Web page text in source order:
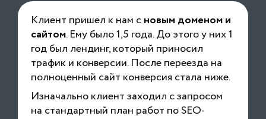
Клиент пришел к нам сновым доменом и
сайтом. Ему было 1,5 года. До этого у них 1
год был лендинг, который приносил
трафик и конверсии. После переезда на
полноценный сайт конверсия стала ниже.
Изначально клиент заходил с запросом
на стандартный план работ по SEO-